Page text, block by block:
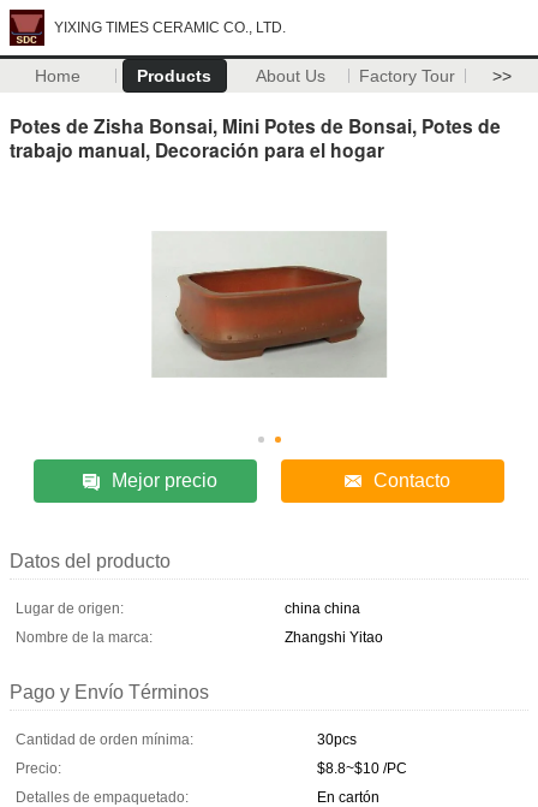
YIXING TIMES CERAMIC CO., LTD.
Home Products About Us Factory Tour >>
Potes de Zisha Bonsai, Mini Potes de Bonsai, Potes de
trabajo manual, Decoración para el hogar
Mejor precio Contacto
Datos del producto
Lugar de origen:
china china
Nombre de la marca:
Zhangshi Yitao
Pago y Envío Términos
Cantidad de orden mínima:
30pcs
Precio:
$8.8~$10 /PC
Detalles de empaquetado:
En cartón